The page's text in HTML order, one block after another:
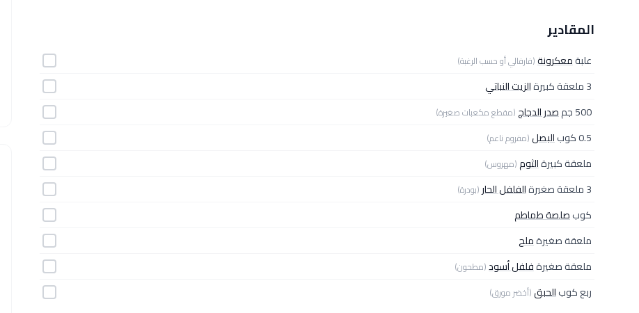
المقادير
علبةمعكرونة(فارفالي أو حسب الرغبة)
3 ملعقة كبيرة
الزيت النباتي
500 جم
صدر الدجاج(مقطع مكعبات صغيرة)
0.5 كوب البصل(مفروم ناعم)
ملعقة كبيرةالثوم(مهروس)
3 ملعقة صغيرة الفلفل الحار (بودرة)
كوبصلصة طماطم
ملعقة صغيرةملح
ملعقة صغيرةفلفل أسود(مطحون)
ربع كوبالحبق(أخضر مورق)